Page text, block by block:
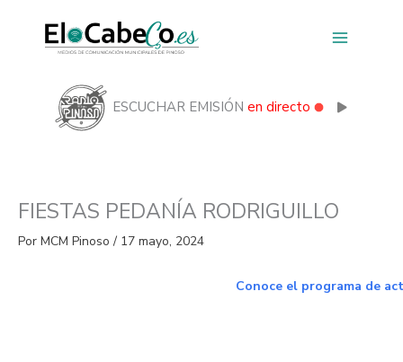
contenido
ESCUCHAR EMISIÓN en directo
FIESTAS PEDANÍA RODRIGUILLO
Por MCM Pinoso / 17 mayo, 2024
Conoce el programa de